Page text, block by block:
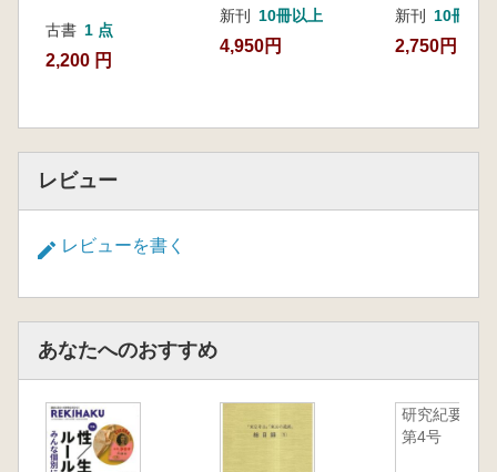
古書 1 点
2,200 円
新刊 10冊以上
4,950円
新刊 10冊以上
2,750円
レビュー
レビューを書く
あなたへのおすすめ
研究紀要
第4号